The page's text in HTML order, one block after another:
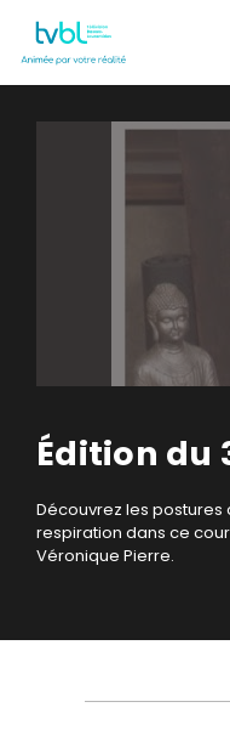
Édition du
Découvrez les
respiration dans ce
Véronique Pierre.